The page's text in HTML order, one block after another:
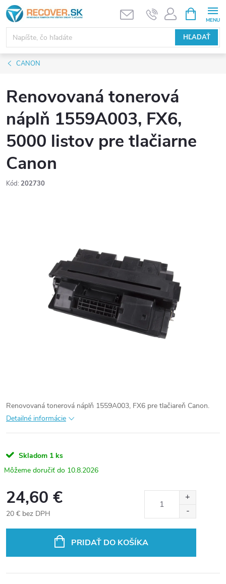
Prejsť
na
obsah
HĽADAŤ
KOŠÍK
CANON
Renovovaná tonerová
náplň 1559A003, FX6,
5000 listov pre tlačiarne
Canon
Kód: 202730
Renovovaná tonerová náplň 1559A003, FX6 pre tlačiareň Canon.
Detailné informácie
Skladom 1 ks
10.8.2026
24,60 €
20 € bez DPH
PRIDAŤ DO KOŠÍKA